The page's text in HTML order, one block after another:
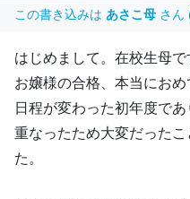
この書き込みは あさこ母 さん
はじめまして。在校生母で
お嬢様の合格、本当にお
日程が変わった初年度で
重なったため大変だった
た。